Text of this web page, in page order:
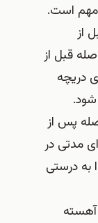
مهم است.
از
قبل از
دریچه
پس از
مدتی در
به درستی
آهسته